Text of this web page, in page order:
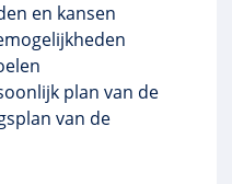
en kansen
plan van de
van de